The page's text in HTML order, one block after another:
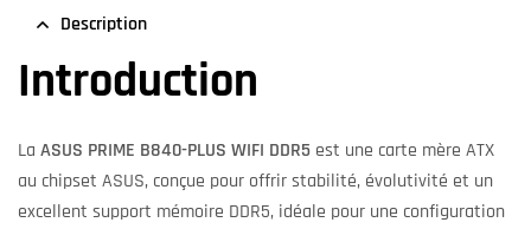
Description
Introduction
La ASUS PRIME B840-PLUS WIFI DDR5 est une carte mère ATX
au chipset ASUS, conçue pour offrir stabilité, évolutivité et un
excellent support mémoire DDR5, idéale pour une configuration